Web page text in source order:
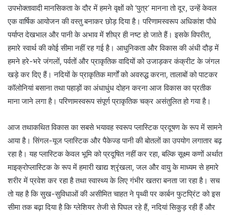
उपभोक्तावादी मानसिकता के दौर में हमने वृक्षों को ‘पुत्र’ मानना तो दूर, उन्हें केवल
एक वार्षिक आयोजन की वस्तु बनाकर छोड़ दिया है। परिणामस्वरूप अधिकांश पौधे
पर्याप्त देखभाल और पानी के अभाव में शीघ्र ही नष्ट हो जाते हैं। इसके विपरीत,
हमारे स्वार्थ की कोई सीमा नहीं रह गई है। आधुनिकता और विकास की अंधी दौड़ में
हमने हरे-भरे जंगलों, पर्वतों और प्राकृतिक वादियों को उजाड़कर कंक्रीट के जंगल
खड़े कर दिए हैं। नदियों के प्राकृतिक मार्गों को अवरुद्ध करना, तालाबों को पाटकर
कॉलोनियां बसाना तथा पहाड़ों का अंधाधुंध दोहन करना आज विकास का प्रतीक
माना जाने लगा है। परिणामस्वरूप संपूर्ण प्राकृतिक चक्र असंतुलित हो गया है।
आज तथाकथित विकास का सबसे भयावह स्वरूप प्लास्टिक प्रदूषण के रूप में सामने
आया है। सिंगल-यूज प्लास्टिक और पैकेज्ड पानी की बोतलों का उपयोग लगातार बढ़
रहा है। यह प्लास्टिक केवल भूमि को प्रदूषित नहीं कर रहा, बल्कि सूक्ष्म कणों अर्थात
माइक्रोप्लास्टिक के रूप में हमारी खाद्य श्रृंखला, जल और वायु के माध्यम से हमारे
शरीर में प्रवेश कर रहा है तथा स्वास्थ्य के लिए गंभीर खतरा बनता जा रहा है। सच
तो यह है कि सुख-सुविधाओं की असीमित चाहत ने पृथ्वी पर कार्बन फुटप्रिंट को इस
सीमा तक बढ़ा दिया है कि ग्लेशियर तेजी से पिघल रहे हैं, नदियां सिकुड़ रही हैं और